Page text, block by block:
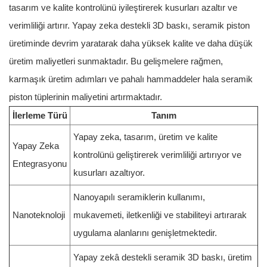
tasarım ve kalite kontrolünü iyileştirerek kusurları azaltır ve
verimliliği artırır. Yapay zeka destekli 3D baskı, seramik piston
üretiminde devrim yaratarak daha yüksek kalite ve daha düşük
üretim maliyetleri sunmaktadır. Bu gelişmelere rağmen,
karmaşık üretim adımları ve pahalı hammaddeler hala seramik
piston tüplerinin maliyetini artırmaktadır.
İlerleme Türü
Tanım
Yapay Zeka
Entegrasyonu
Yapay zeka, tasarım, üretim ve kalite
kontrolünü geliştirerek verimliliği artırıyor ve
kusurları azaltıyor.
Nanoteknoloji
Nanoyapılı seramiklerin kullanımı,
mukavemeti, iletkenliği ve stabiliteyi artırarak
uygulama alanlarını genişletmektedir.
Yapay zekâ destekli seramik 3D baskı, üretim